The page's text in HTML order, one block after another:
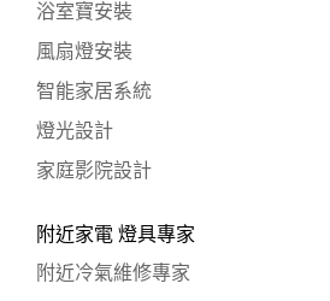
浴室寶安裝
風扇燈安裝
智能家居系統
燈光設計
家庭影院設計
附近家電 燈具專家
附近冷氣維修專家